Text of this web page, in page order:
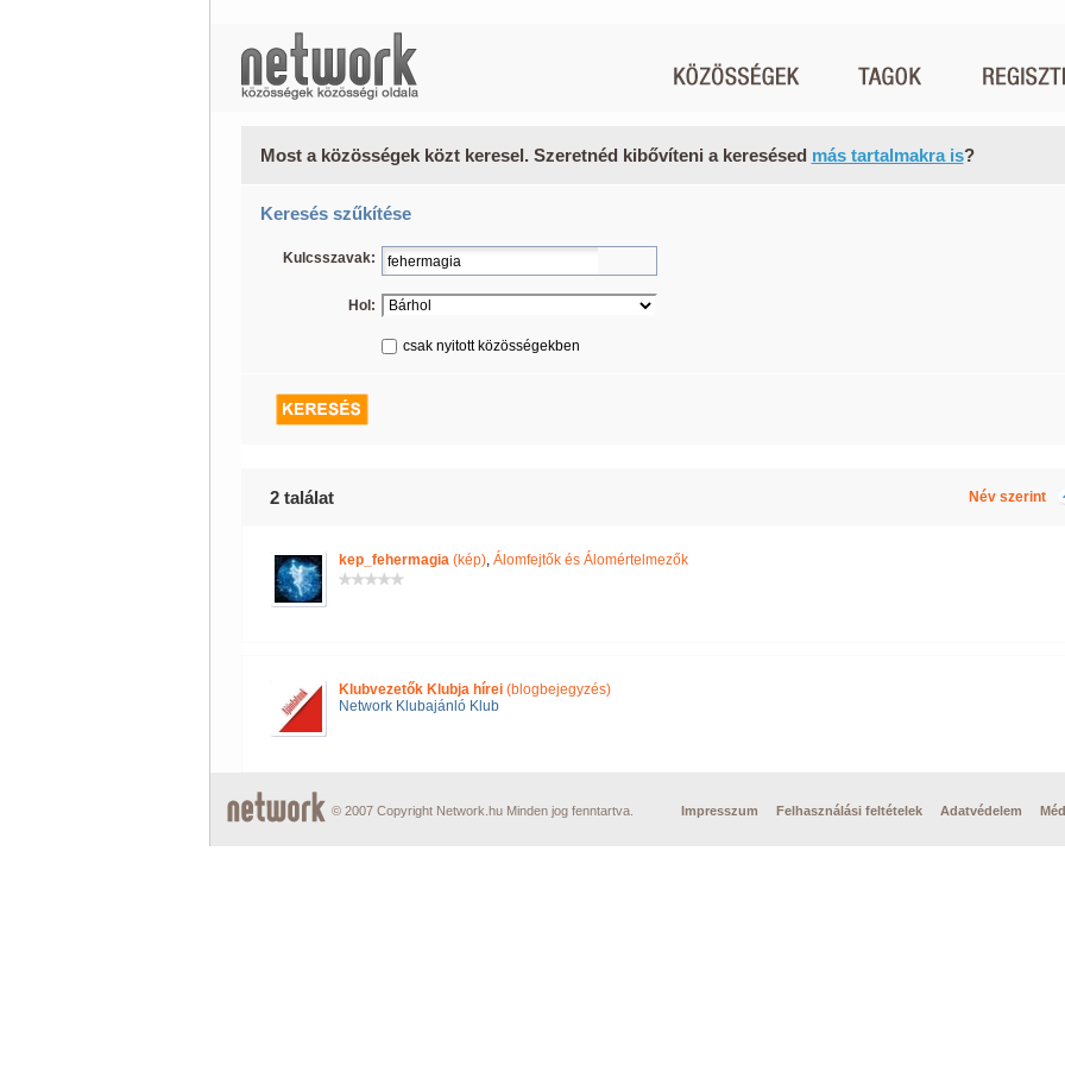
Most a közösségek közt keresel. Szeretnéd kibővíteni a keresésed más tartalmakra is?
Keresés szűkítése
Kulcsszavak:
Hol:
csak nyitott közösségekben
2 találat Név szerint
kep_fehermagia(kép), Álomfejtők és Álomértelmezők
Klubvezetők Klubja hírei(blogbejegyzés)
Network Klubajánló Klub
© 2007 Copyright Network.hu Minden jog fenntartva. Impresszum Felhasználási feltételek Adatvédelem